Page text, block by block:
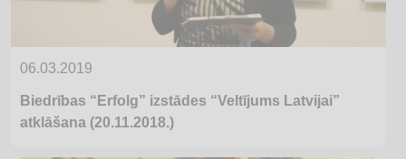
06.03.2019
Biedrības “Erfolg” izstādes “Veltījums Latvijai”
atklāšana (20.11.2018.)